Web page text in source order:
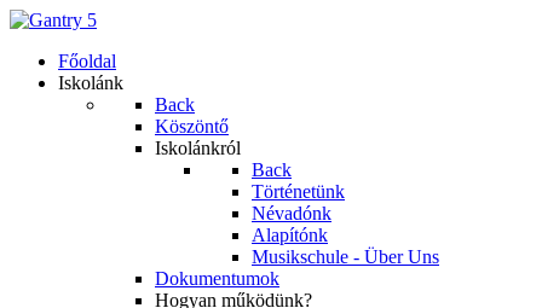
Főoldal
Iskolánk
Back
Köszöntő
Iskolánkról
Back
Történetünk
Névadónk
Alapítónk
Musikschule - Über Uns
Dokumentumok
Hogyan működünk?